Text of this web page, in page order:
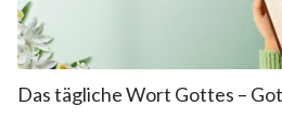
Das tägliche Wort Gottes –